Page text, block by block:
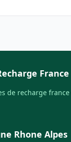
France
de recharge france
Rhone Alpes